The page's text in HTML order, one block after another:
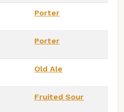
Porter
Porter
Old Ale
Fruited Sour